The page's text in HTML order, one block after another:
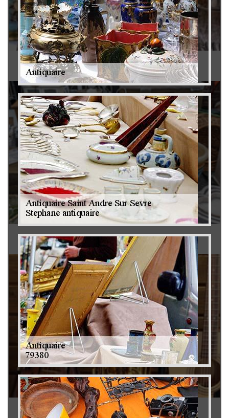
Antiquaire 79
Brocanteur 79
Rachat instrument de musique 79